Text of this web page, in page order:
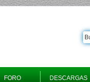
FORO DESCARGAS